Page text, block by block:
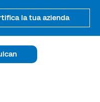
la tua azienda